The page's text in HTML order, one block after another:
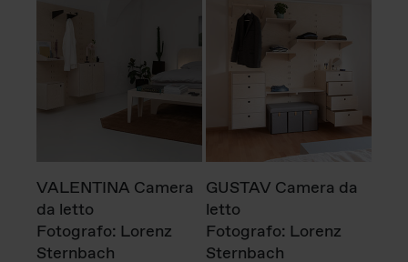
VALENTINA Camera
da letto
Fotografo: Lorenz
Sternbach
GUSTAV Camera da
letto
Fotografo: Lorenz
Sternbach